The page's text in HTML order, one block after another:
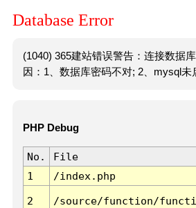
Database Error
(1040) 365建站错误警告：连接数据
因：1、数据库密码不对; 2、mysql未
PHP Debug
No. File
1
/index.php
2 /source/function/